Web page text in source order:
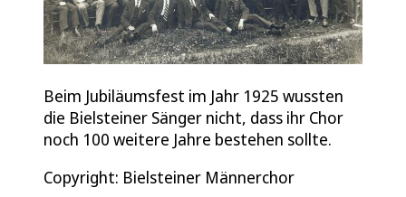
Beim Jubiläumsfest im Jahr 1925 wussten
die Bielsteiner Sänger nicht, dass ihr Chor
noch 100 weitere Jahre bestehen sollte.
Copyright: Bielsteiner Männerchor